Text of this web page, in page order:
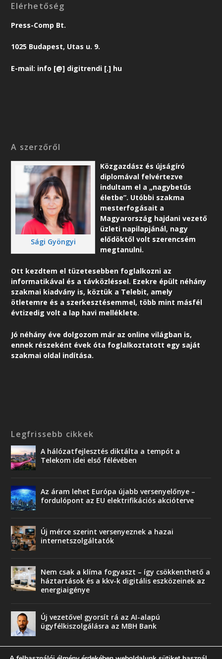
Elérhetőség
Press-Comp Bt.
1025 Budapest, Utas u. 9.
E-mail: info [@] digitrendi [.] hu
A szerzőről
Sági Gyöngyi
Közgazdász és újságíró
diplomával felvértezve
indultam el a „nagybetűs
életbe”. Utóbbi szakma
mesterfogásait a
Magyarország hajdani vezető
üzleti napilapjánál, nagy
elődöktől volt szerencsém
megtanulni.
Ott kezdtem el tüzetesebben foglalkozni az
informatikával és a távközléssel. Ezekre épült néhány
szakmai kiadvány is, köztük a Telebit, amely
ötletemre és a szerkesztésemmel, több mint másfél
évtizedig volt a lap havi melléklete.
Jó néhány éve dolgozom már az online világban is,
ennek részeként évek óta foglalkoztatott egy saját
szakmai oldal indítása.
Legfrissebb cikkek
A hálózatfejlesztés diktálta a tempót a
Telekom idei első félévében
Az áram lehet Európa újabb versenyelőnye –
fordulópont az EU elektrifikációs akcióterve
Új mérce szerint versenyeznek a hazai
internetszolgáltatók
Nem csak a klíma fogyaszt – így csökkenthető a
háztartások és a kkv-k digitális eszközeinek az
energiaigénye
Új vezetővel gyorsít rá az AI-alapú
ügyfélkiszolgálásra az MBH Bank